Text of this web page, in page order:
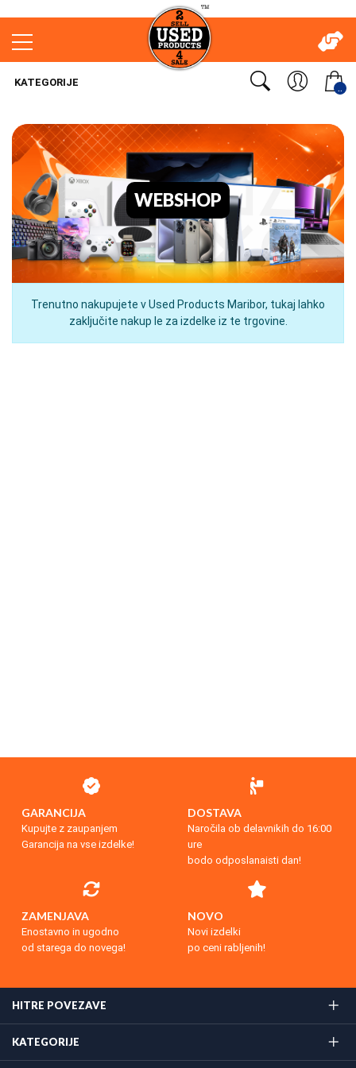
..
KATEGORIJE
WEBSHOP
Trenutno nakupujete v Used Products Maribor, tukaj lahko
zaključite nakup le za izdelke iz te trgovine.
GARANCIJA
Kupujte z zaupanjem
Garancija na vse izdelke!
DOSTAVA
Naročila ob delavnikih do 16:00
ure
bodo odposlanaisti dan!
ZAMENJAVA
Enostavno in ugodno
od starega do novega!
NOVO
Novi izdelki
po ceni rabljenih!
HITRE POVEZAVE
KATEGORIJE